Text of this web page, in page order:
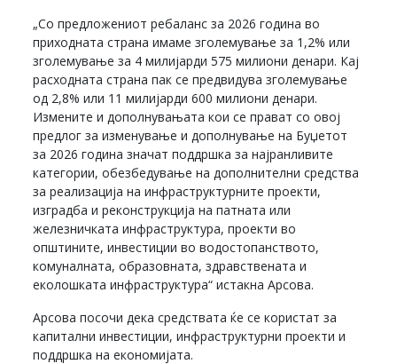
„Со предложениот ребаланс за 2026 година во
приходната страна имаме зголемување за 1,2% или
зголемување за 4 милијарди 575 милиони денари. Кај
расходната страна пак се предвидува зголемување
од 2,8% или 11 милијарди 600 милиони денари.
Измените и дополнувањата кои се прават со овој
предлог за изменување и дополнување на Буџетот
за 2026 година значат поддршка за најранливите
категории, обезбедување на дополнителни средства
за реализација на инфраструктурните проекти,
изградба и реконструкција на патната или
железничката инфраструктура, проекти во
општините, инвестиции во водостопанството,
комуналната, образовната, здравствената и
еколошката инфраструктура“ истакна Арсова.
Арсова посочи дека средствата ќе се користат за
капитални инвестиции, инфраструктурни проекти и
поддршка на економијата.